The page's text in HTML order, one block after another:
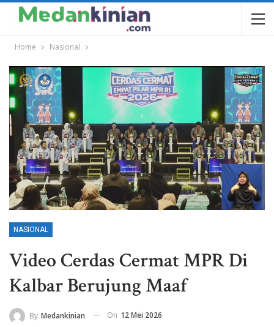
Home Nasional
NASIONAL
Video Cerdas Cermat MPR Di
Kalbar Berujung Maaf
By Medankinian On 12 Mei 2026